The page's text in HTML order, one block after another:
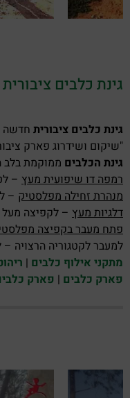
גינת כלבים
גינת כלבים ציבורית חדשה
"שיקום ושידרוג פארק
גינת הכלבים ממוקמת בלב
רמפה דו שיפועית מעץ –
מנהרת זחילה מפלסטיק –
דלגיות מעץ – לקפיצה מעל
פתח מעבר בקפיצה
למעבר לקטגוריה הרצויה –
מתקני אילוף כלבים |
פארק כלבים | פארק